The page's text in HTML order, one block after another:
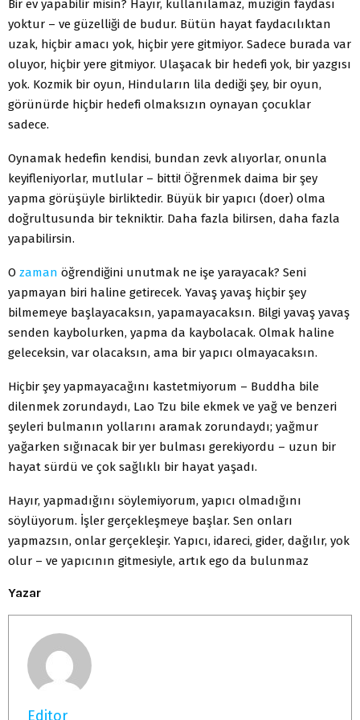
Bir ev yapabilir misin? Hayır, kullanılamaz, müziğin faydası
yoktur – ve güzelliği de budur. Bütün hayat faydacılıktan
uzak, hiçbir amacı yok, hiçbir yere gitmiyor. Sadece burada var
oluyor, hiçbir yere gitmiyor. Ulaşacak bir hedefi yok, bir yazgısı
yok. Kozmik bir oyun, Hinduların lila dediği şey, bir oyun,
görünürde hiçbir hedefi olmaksızın oynayan çocuklar
sadece.
Oynamak hedefin kendisi, bundan zevk alıyorlar, onunla
keyifleniyorlar, mutlular – bitti! Öğrenmek daima bir şey
yapma görüşüyle birliktedir. Büyük bir yapıcı (doer) olma
doğrultusunda bir tekniktir. Daha fazla bilirsen, daha fazla
yapabilirsin.
O zaman öğrendiğini unutmak ne işe yarayacak? Seni
yapmayan biri haline getirecek. Yavaş yavaş hiçbir şey
bilmemeye başlayacaksın, yapamayacaksın. Bilgi yavaş yavaş
senden kaybolurken, yapma da kaybolacak. Olmak haline
geleceksin, var olacaksın, ama bir yapıcı olmayacaksın.
Hiçbir şey yapmayacağını kastetmiyorum – Buddha bile
dilenmek zorundaydı, Lao Tzu bile ekmek ve yağ ve benzeri
şeyleri bulmanın yollarını aramak zorundaydı; yağmur
yağarken sığınacak bir yer bulması gerekiyordu – uzun bir
hayat sürdü ve çok sağlıklı bir hayat yaşadı.
Hayır, yapmadığını söylemiyorum, yapıcı olmadığını
söylüyorum. İşler gerçekleşmeye başlar. Sen onları
yapmazsın, onlar gerçekleşir. Yapıcı, idareci, gider, dağılır, yok
olur – ve yapıcının gitmesiyle, artık ego da bulunmaz
Yazar
Editor